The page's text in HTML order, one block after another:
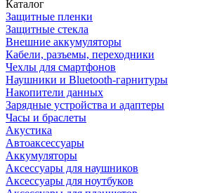
Каталог
Защитные пленки
Защитные стекла
Внешние аккумуляторы
Кабели, разъемы, переходники
Чехлы для смартфонов
Наушники и Bluetooth-гарнитуры
Накопители данных
Зарядные устройства и адаптеры
Часы и браслеты
Акустика
Автоаксессуары
Аккумуляторы
Аксессуары для наушников
Аксессуары для ноутбуков